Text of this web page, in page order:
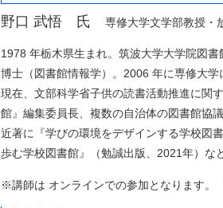
野口 武悟 氏 専修大学文学部教授・
1978 年栃木県生まれ。筑波大学大学院図
博士（図書館情報学）。2006 年に専修大学
現在、文部科学省子供の読書活動推進に関
館』編集委員長、複数の自治体の図書館協
近著に『学びの環境をデザインする学校図
歩む学校図書館』（勉誠出版、2021年）な
※講師は オンラインでの参加となります。